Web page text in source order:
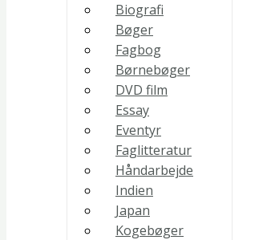
Biografi
Bøger
Fagbog
Børnebøger
DVD film
Essay
Eventyr
Faglitteratur
Håndarbejde
Indien
Japan
Kogebøger